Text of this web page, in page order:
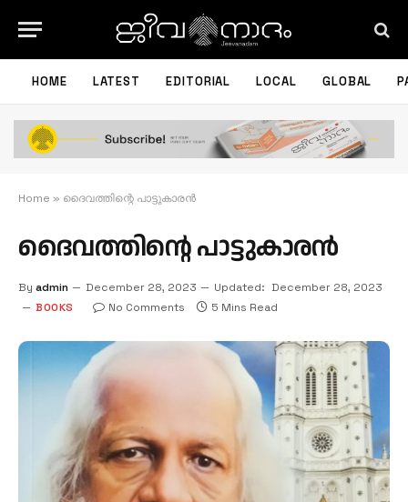
HOME LATEST EDITORIAL LOCAL GLOBAL
Home » ദൈവത്തിന്റെ പാട്ടുകാരന്‍
ദൈവത്തിന്റെ പാട്ടുകാരന്‍
By admin December 28, 2023 Updated: December 28, 2023
BOOKS
No Comments 5 Mins Read